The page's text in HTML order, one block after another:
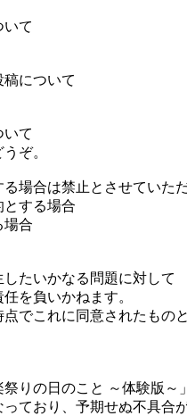
て
について
て
ぞ。
場合は禁止とさせていただ
とする場合
場合
たいかなる問題に対して
を負いかねます。
でこれに同意されたもの
りの日のこと ～体験版～
ており、予期せぬ不具合